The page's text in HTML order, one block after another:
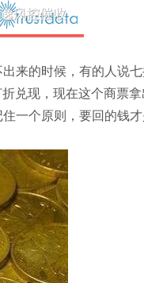
来的时候，有的人说
兑现，现在这个商票
一个原则，要回的钱才